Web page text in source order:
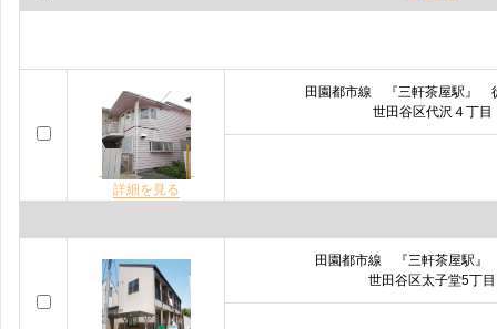
詳細を見る
田園都市線 『三軒茶屋駅』
世田谷区代沢４丁目
田園都市線 『三軒茶屋駅
世田谷区太子堂5丁目